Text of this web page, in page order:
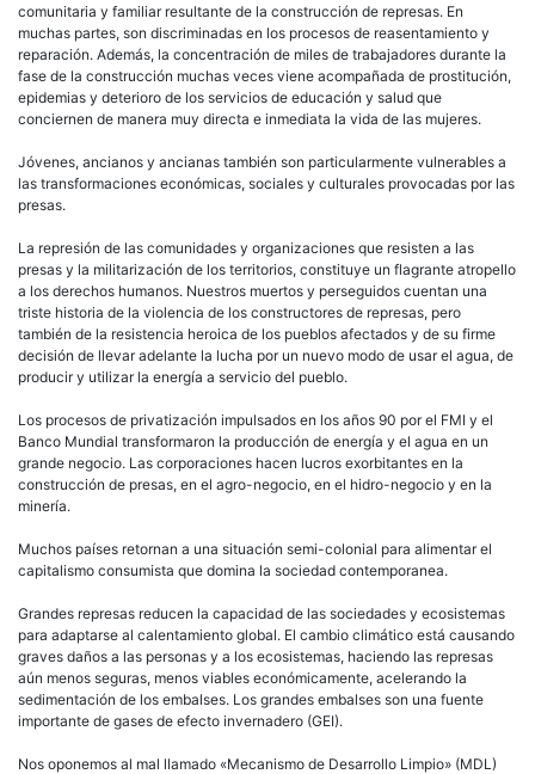
comunitaria y familiar resultante de la construcción de represas. En
muchas partes, son discriminadas en los procesos de reasentamiento y
reparación. Además, la concentración de miles de trabajadores durante la
fase de la construcción muchas veces viene acompañada de prostitución,
epidemias y deterioro de los servicios de educación y salud que
conciernen de manera muy directa e inmediata la vida de las mujeres.
Jóvenes, ancianos y ancianas también son particularmente vulnerables a
las transformaciones económicas, sociales y culturales provocadas por las
presas.
La represión de las comunidades y organizaciones que resisten a las
presas y la militarización de los territorios, constituye un flagrante atropello
a los derechos humanos. Nuestros muertos y perseguidos cuentan una
triste historia de la violencia de los constructores de represas, pero
también de la resistencia heroica de los pueblos afectados y de su firme
decisión de llevar adelante la lucha por un nuevo modo de usar el agua, de
producir y utilizar la energía a servicio del pueblo.
Los procesos de privatización impulsados en los años 90 por el FMI y el
Banco Mundial transformaron la producción de energía y el agua en un
grande negocio. Las corporaciones hacen lucros exorbitantes en la
construcción de presas, en el agro-negocio, en el hidro-negocio y en la
minería.
Muchos países retornan a una situación semi-colonial para alimentar el
capitalismo consumista que domina la sociedad contemporanea.
Grandes represas reducen la capacidad de las sociedades y ecosistemas
para adaptarse al calentamiento global. El cambio climático está causando
graves daños a las personas y a los ecosistemas, haciendo las represas
aún menos seguras, menos viables económicamente, acelerando la
sedimentación de los embalses. Los grandes embalses son una fuente
importante de gases de efecto invernadero (GEI).
Nos oponemos al mal llamado «Mecanismo de Desarrollo Limpio» (MDL)